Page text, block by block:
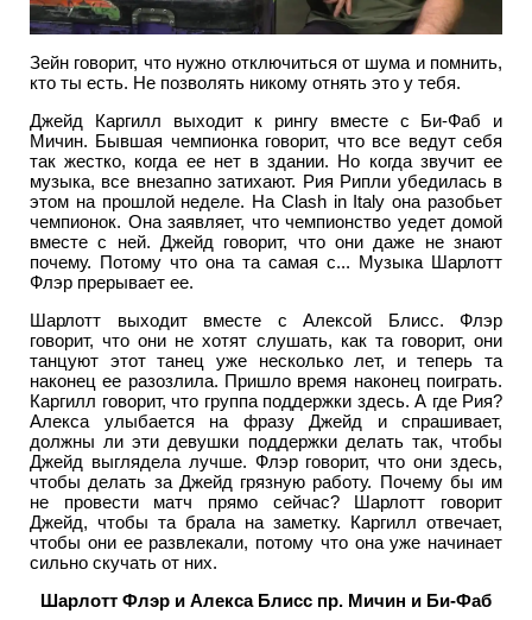
Зейн говорит, что нужно отключиться от шума и помнить,
кто ты есть. Не позволять никому отнять это у тебя.
Джейд Каргилл выходит к рингу вместе с Би-Фаб и
Мичин. Бывшая чемпионка говорит, что все ведут себя
так жестко, когда ее нет в здании. Но когда звучит ее
музыка, все внезапно затихают. Рия Рипли убедилась в
этом на прошлой неделе. На Clash in Italy она разобьет
чемпионок. Она заявляет, что чемпионство уедет домой
вместе с ней. Джейд говорит, что они даже не знают
почему. Потому что она та самая с... Музыка Шарлотт
Флэр прерывает ее.
Шарлотт выходит вместе с Алексой Блисс. Флэр
говорит, что они не хотят слушать, как та говорит, они
танцуют этот танец уже несколько лет, и теперь та
наконец ее разозлила. Пришло время наконец поиграть.
Каргилл говорит, что группа поддержки здесь. А где Рия?
Алекса улыбается на фразу Джейд и спрашивает,
должны ли эти девушки поддержки делать так, чтобы
Джейд выглядела лучше. Флэр говорит, что они здесь,
чтобы делать за Джейд грязную работу. Почему бы им
не провести матч прямо сейчас? Шарлотт говорит
Джейд, чтобы та брала на заметку. Каргилл отвечает,
чтобы они ее развлекали, потому что она уже начинает
сильно скучать от них.
Шарлотт Флэр и Алекса Блисс пр. Мичин и Би-Фаб